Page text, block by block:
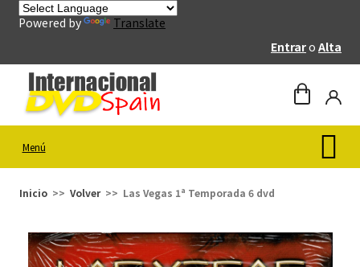
Powered by
Translate
Entraro Alta
Menú
Inicio Volver Las Vegas 1ª Temporada 6 dvd